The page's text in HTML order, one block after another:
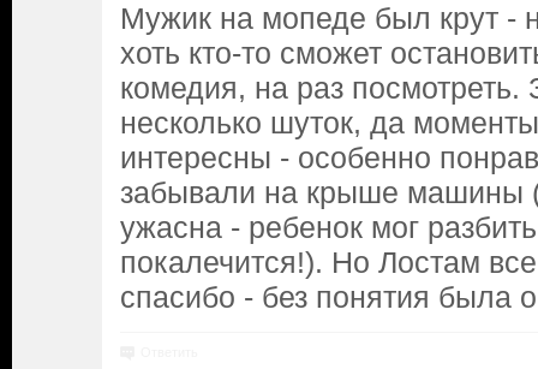
Мужик на мопеде был крут -
хоть кто-то сможет
комедия, на раз
несколько шуток, да
интересны - особенно
забывали на крыше машины
ужасна - ребенок мог
покалечится!). Но Лостам
спасибо - без понятия была